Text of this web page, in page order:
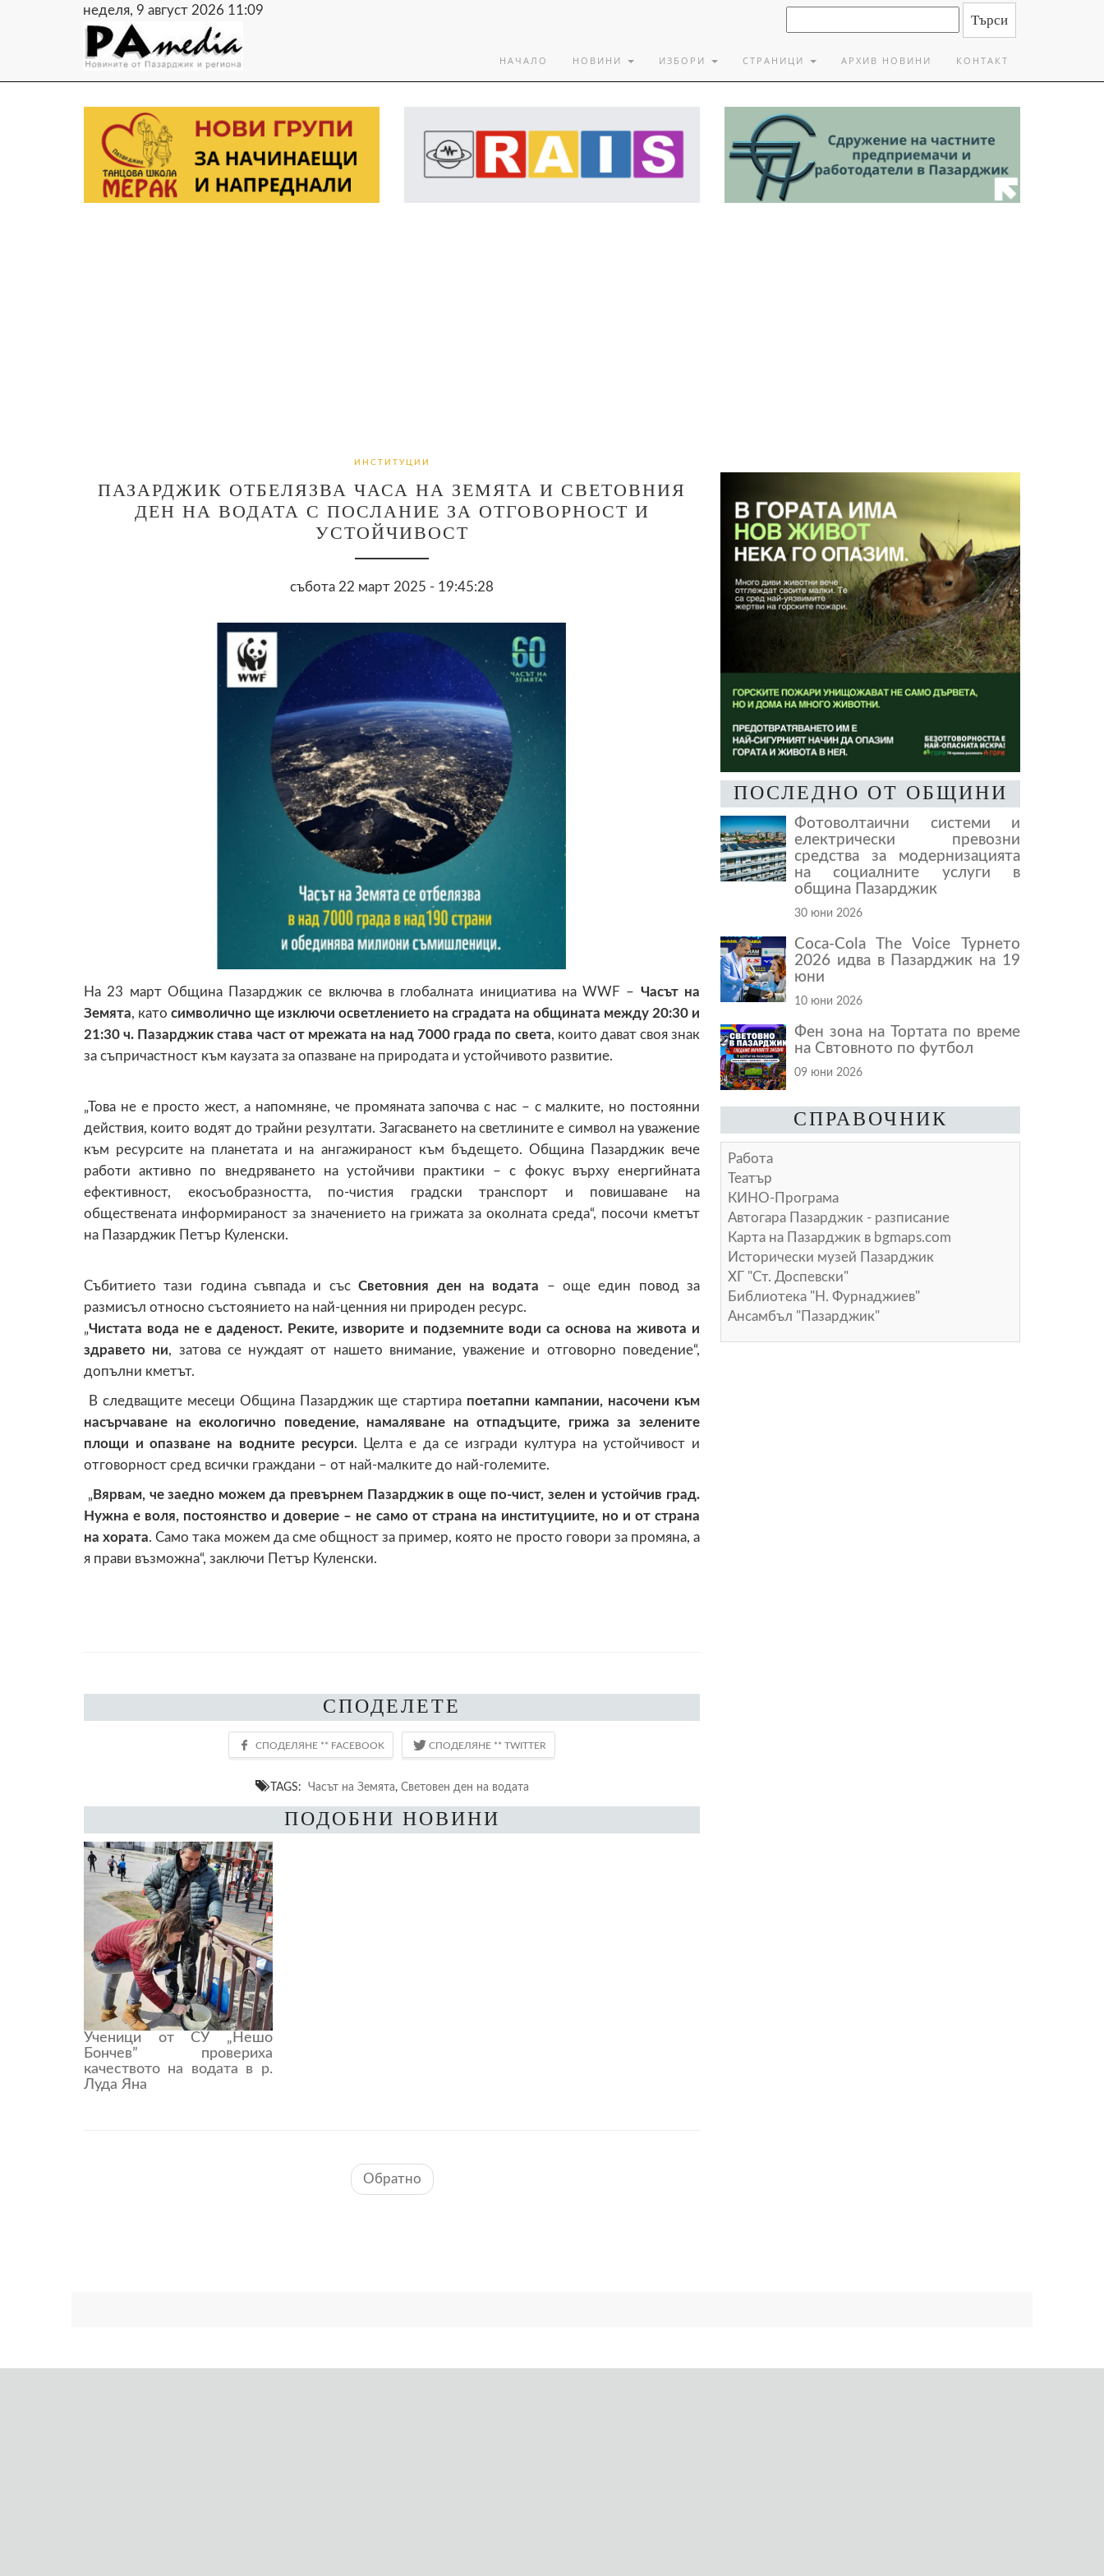
неделя, 9 август 2026 11:09
НАЧАЛО НОВИНИ ИЗБОРИ СТРАНИЦИ АРХИВ НОВИНИ КОНТАКТ
ИНСТИТУЦИИ
ПАЗАРДЖИК ОТБЕЛЯЗВА ЧАСА НА ЗЕМЯТА И СВЕТОВНИЯ
ДЕН НА ВОДАТА С ПОСЛАНИЕ ЗА ОТГОВОРНОСТ И
УСТОЙЧИВОСТ
събота 22 март 2025 - 19:45:28
На 23 март Община Пазарджик се включва в глобалната инициатива на WWF – Часът на
Земята, като символично ще изключи осветлението на сградата на общината между 20:30 и
21:30 ч. Пазарджик става част от мрежата на над 7000 града по света, които дават своя знак
за съпричастност към каузата за опазване на природата и устойчивото развитие.
„Това не е просто жест, а напомняне, че промяната започва с нас – с малките, но постоянни
действия, които водят до трайни резултати. Загасването на светлините е символ на уважение
към ресурсите на планетата и на ангажираност към бъдещето. Община Пазарджик вече
работи активно по внедряването на устойчиви практики – с фокус върху енергийната
ефективност, екосъобразността, по-чистия градски транспорт и повишаване на
обществената информираност за значението на грижата за околната среда“, посочи кметът
на Пазарджик Петър Куленски.
Събитието тази година съвпада и съсСветовния ден на водата – още един повод за
размисъл относно състоянието на най-ценния ни природен ресурс.
„Чистата вода не е даденост. Реките, изворите и подземните води са основа на живота и
здравето ни, затова се нуждаят от нашето внимание, уважение и отговорно поведение“,
допълни кметът.
В следващите месеци Община Пазарджик ще стартира поетапни кампании, насочени към
насърчаване на екологично поведение, намаляване на отпадъците, грижа за зелените
площи и опазване на водните ресурси. Целта е да се изгради култура на устойчивост и
отговорност сред всички граждани – от най-малките до най-големите.
„ Вярвам, че заедно можем да превърнем Пазарджик в още по-чист, зелен и устойчив град.
Нужна е воля, постоянство и доверие – не само от страна на институциите, но и от страна
на хората. Само така можем да сме общност за пример, която не просто говори за промяна, а
я прави възможна“, заключи Петър Куленски.
СПОДЕЛЕТЕ
TAGS: Часът на Земята, Световен ден на водата
ПОДОБНИ НОВИНИ
Ученици от СУ „Нешо
Бончев” провериха
качеството на водата в р.
Луда Яна
Обратно
ПОСЛЕДНО ОТ ОБЩИНИ
Фотоволтаични системи и
електрически превозни
средства за модернизацията
на социалните услуги в
община Пазарджик
30 юни 2026
Coca-Cola The Voice Турнето
2026 идва в Пазарджик на 19
юни
10 юни 2026
Фен зона на Тортата по време
на Свтовното по футбол
09 юни 2026
СПРАВОЧНИК
Работа
Театър
КИНО-Програма
Автогара Пазарджик - разписание
Карта на Пазарджик в bgmaps.com
Исторически музей Пазарджик
ХГ "Ст. Доспевски"
Библиотека "Н. Фурнаджиев"
Ансамбъл "Пазарджик"